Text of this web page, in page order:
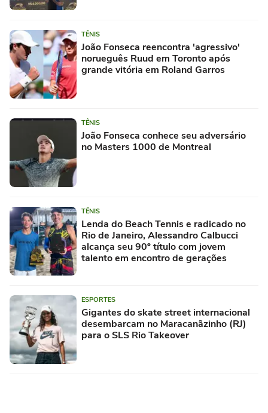
TÊNIS
João Fonseca reencontra 'agressivo'
norueguês Ruud em Toronto após
grande vitória em Roland Garros
TÊNIS
João Fonseca conhece seu adversário
no Masters 1000 de Montreal
TÊNIS
Lenda do Beach Tennis e radicado no
Rio de Janeiro, Alessandro Calbucci
alcança seu 90º título com jovem
talento em encontro de gerações
ESPORTES
Gigantes do skate street internacional
desembarcam no Maracanãzinho (RJ)
para o SLS Rio Takeover